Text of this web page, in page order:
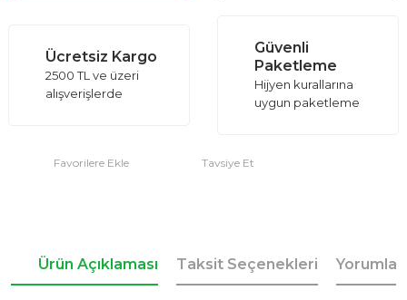
Ücretsiz Kargo
2500 TL ve üzeri
alışverişlerde
Güvenli
Paketleme
Hijyen kurallarına
uygun paketleme
Tavsiye Et
Ürün Açıklaması Taksit Seçenekleri Yorumlar